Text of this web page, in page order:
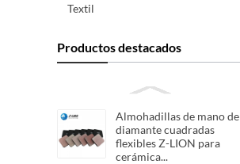
Textil
Productos destacados
Almohadillas de mano de
diamante cuadradas
flexibles Z-LION para
cerámica...